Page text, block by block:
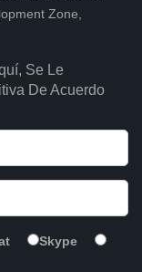
Zone,
Se Le
De Acuerdo
Skype